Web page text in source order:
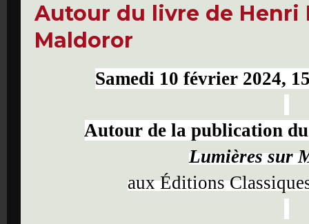
Autour du livre de Henri
Maldoror
Samedi 10 février 2024,
Autour de la publication
Lumières sur
aux Éditions